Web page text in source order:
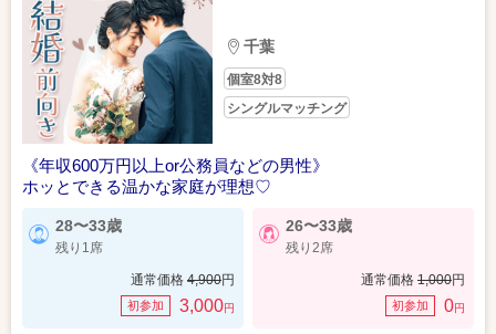
千葉
個室8対8
シングルマッチング
《年収600万円以上or公務員などの男性》
ホッとできる温かな家庭が理想♡
28〜33歳
残り1席
通常価格 4,900円
初参加 3,000円
26〜33歳
残り2席
通常価格 1,000円
初参加 0円